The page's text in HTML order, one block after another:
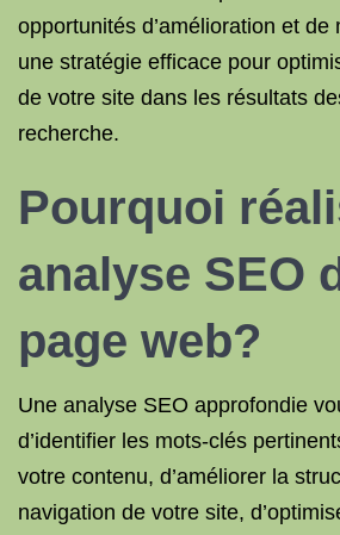
opportunités d’amélioration et de
une stratégie efficace pour
de votre site dans les résultats
recherche.
Pourquoi
analyse SEO
page web?
Une analyse SEO approfondie
d’identifier les mots-clés
votre contenu, d’améliorer la
navigation de votre site,